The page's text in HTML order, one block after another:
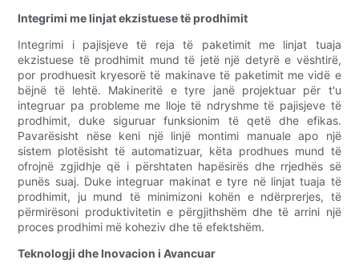
Integrimi me linjat ekzistuese të prodhimit
Integrimi i pajisjeve të reja të paketimit me linjat tuaja
ekzistuese të prodhimit mund të jetë një detyrë e vështirë,
por prodhuesit kryesorë të makinave të paketimit me vidë e
bëjnë të lehtë. Makineritë e tyre janë projektuar për t'u
integruar pa probleme me lloje të ndryshme të pajisjeve të
prodhimit, duke siguruar funksionim të qetë dhe efikas.
Pavarësisht nëse keni një linjë montimi manuale apo një
sistem plotësisht të automatizuar, këta prodhues mund të
ofrojnë zgjidhje që i përshtaten hapësirës dhe rrjedhës së
punës suaj. Duke integruar makinat e tyre në linjat tuaja të
prodhimit, ju mund të minimizoni kohën e ndërprerjes, të
përmirësoni produktivitetin e përgjithshëm dhe të arrini një
proces prodhimi më koheziv dhe të efektshëm.
Teknologji dhe Inovacion i Avancuar